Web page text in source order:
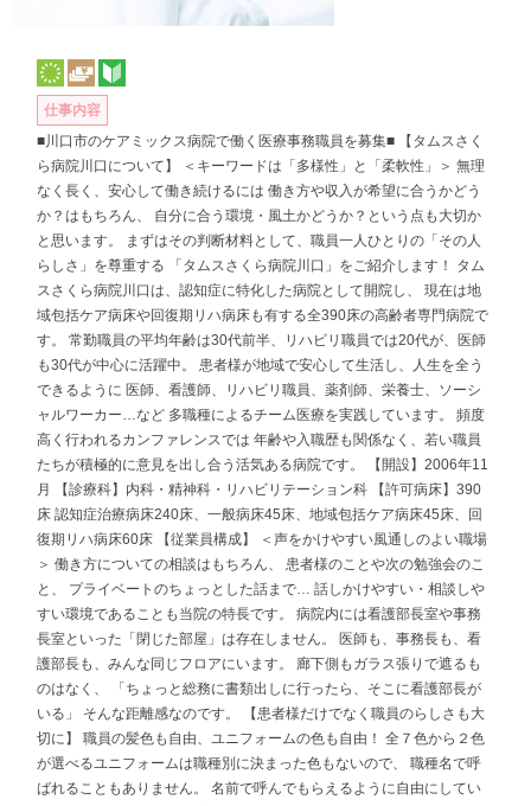
仕事内容
■川口市のケアミックス病院で働く医療事務職員を募集■ 【タムスさく
ら病院川口について】 ＜キーワードは「多様性」と「柔軟性」＞ 無理
なく長く、安心して働き続けるには 働き方や収入が希望に合うかどう
か？はもちろん、 自分に合う環境・風土かどうか？という点も大切か
と思います。 まずはその判断材料として、職員一人ひとりの「その人
らしさ」を尊重する 「タムスさくら病院川口」をご紹介します！ タム
スさくら病院川口は、認知症に特化した病院として開院し、 現在は地
域包括ケア病床や回復期リハ病床も有する全390床の高齢者専門病院で
す。 常勤職員の平均年齢は30代前半、リハビリ職員では20代が、医師
も30代が中心に活躍中。 患者様が地域で安心して生活し、人生を全う
できるように 医師、看護師、リハビリ職員、薬剤師、栄養士、ソーシ
ャルワーカー…など 多職種によるチーム医療を実践しています。 頻度
高く行われるカンファレンスでは 年齢や入職歴も関係なく、若い職員
たちが積極的に意見を出し合う活気ある病院です。 【開設】2006年11
月 【診療科】内科・精神科・リハビリテーション科 【許可病床】390
床 認知症治療病床240床、一般病床45床、地域包括ケア病床45床、回
復期リハ病床60床 【従業員構成】 ＜声をかけやすい風通しのよい職場
＞ 働き方についての相談はもちろん、 患者様のことや次の勉強会のこ
と、 プライベートのちょっとした話まで… 話しかけやすい・相談しや
すい環境であることも当院の特長です。 病院内には看護部長室や事務
長室といった「閉じた部屋」は存在しません。 医師も、事務長も、看
護部長も、みんな同じフロアにいます。 廊下側もガラス張りで遮るも
のはなく、 「ちょっと総務に書類出しに行ったら、そこに看護部長が
いる」 そんな距離感なのです。 【患者様だけでなく職員のらしさも大
切に】 職員の髪色も自由、ユニフォームの色も自由！ 全７色から２色
が選べるユニフォームは職種別に決まった色もないので、 職種名で呼
ばれることもありません。 名前で呼んでもらえるように自由にしてい